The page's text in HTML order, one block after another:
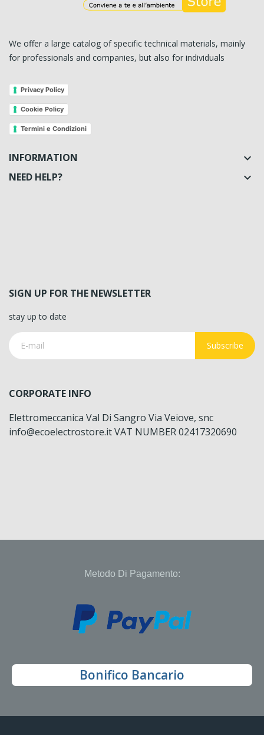
We offer a large catalog of specific technical materials, mainly
for professionals and companies, but also for individuals
Privacy Policy
Cookie Policy
Termini e Condizioni
INFORMATION 
NEED HELP? 
SIGN UP FOR THE NEWSLETTER
stay up to date
Subscribe
CORPORATE INFO
Elettromeccanica Val Di Sangro Via Veiove, snc
info@ecoelectrostore.it VAT NUMBER 02417320690
Metodo Di Pagamento:
Bonifico Bancario